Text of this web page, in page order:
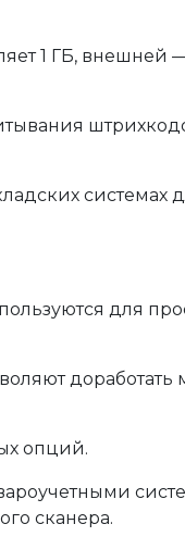
1 ГБ, внешней
системах
для
опций.
сканера.